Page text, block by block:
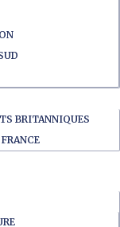
BRITANNIQUES